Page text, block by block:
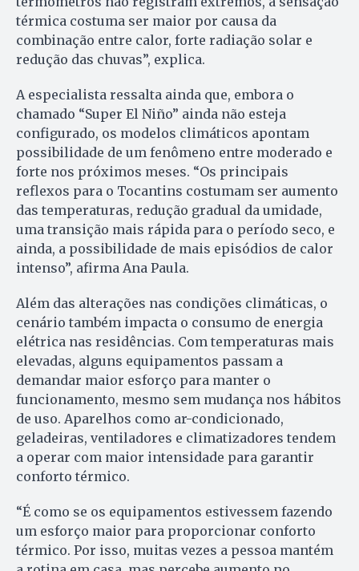
térmica costuma ser maior por causa da
combinação entre calor, forte radiação solar e
redução das chuvas”, explica.
A especialista ressalta ainda que, embora o
chamado “Super El Niño” ainda não esteja
configurado, os modelos climáticos apontam
possibilidade de um fenômeno entre moderado e
forte nos próximos meses. “Os principais
reflexos para o Tocantins costumam ser aumento
das temperaturas, redução gradual da umidade,
uma transição mais rápida para o período seco, e
ainda, a possibilidade de mais episódios de calor
intenso”, afirma Ana Paula.
Além das alterações nas condições climáticas, o
cenário também impacta o consumo de energia
elétrica nas residências. Com temperaturas mais
elevadas, alguns equipamentos passam a
demandar maior esforço para manter o
funcionamento, mesmo sem mudança nos hábitos
de uso. Aparelhos como ar-condicionado,
geladeiras, ventiladores e climatizadores tendem
a operar com maior intensidade para garantir
conforto térmico.
“É como se os equipamentos estivessem fazendo
um esforço maior para proporcionar conforto
térmico. Por isso, muitas vezes a pessoa mantém